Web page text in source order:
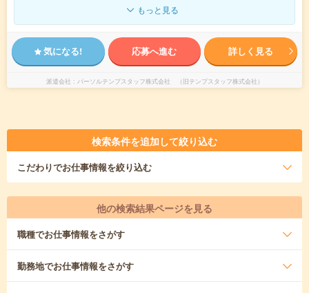
もっと見る
気になる! 応募へ進む 詳しく見る
派遣会社 パーソルテンプスタッフ株式会社 （旧テンプスタッフ株式会社）
検索条件を追加して絞り込む
こだわりでお仕事情報を絞り込む
他の検索結果ページを見る
職種でお仕事情報をさがす
勤務地でお仕事情報をさがす